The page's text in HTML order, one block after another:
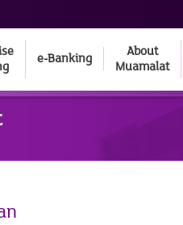
e-Banking
About
Muamalat